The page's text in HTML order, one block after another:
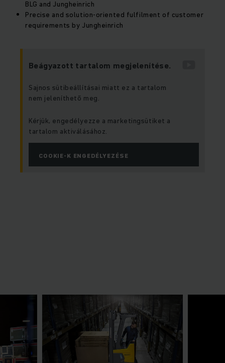
BLG and Jungheinrich
Precise and solution-oriented fulfilment of customer
requirements by Jungheinrich
Beágyazott tartalom megjelenítése.
Sajnos sütibeállításai miatt ez a tartalom
nem jeleníthető meg.
Kérjük, engedélyezze a marketingsütiket a
tartalom aktiválásához.
COOKIE-K ENGEDÉLYEZÉSE